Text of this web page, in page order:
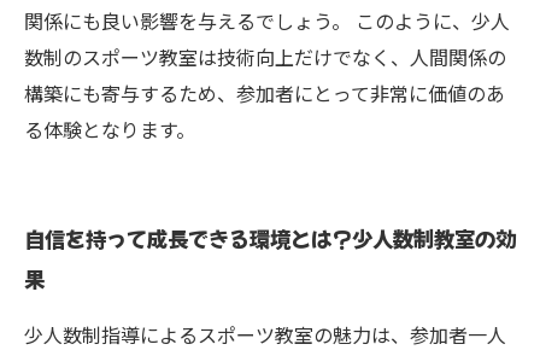
関係にも良い影響を与えるでしょう。 このように、少人
数制のスポーツ教室は技術向上だけでなく、人間関係の
構築にも寄与するため、参加者にとって非常に価値のあ
る体験となります。
自信を持って成長できる環境とは？少人数制教室の効
果
少人数制指導によるスポーツ教室の魅力は、参加者一人